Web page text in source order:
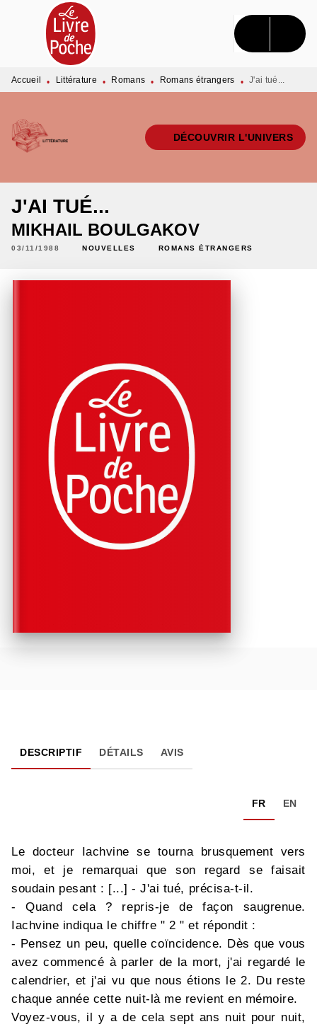
MENU RECHERCHE CONTENU
PIED DE PAGE
Accueil • Littérature • Romans • Romans étrangers • J'ai tué...
DÉCOUVRIR L'UNIVERS
J'AI TUÉ...
MIKHAIL BOULGAKOV
03/11/1988 NOUVELLES ROMANS ÉTRANGERS
DESCRIPTIF DÉTAILS AVIS
FR EN
Le docteur Iachvine se tourna brusquement vers
moi, et je remarquai que son regard se faisait
soudain pesant : [...] - J'ai tué, précisa-t-il.
- Quand cela ? repris-je de façon saugrenue.
Iachvine indiqua le chiffre " 2 " et répondit :
- Pensez un peu, quelle coïncidence. Dès que vous
avez commencé à parler de la mort, j'ai regardé le
calendrier, et j'ai vu que nous étions le 2. Du reste
chaque année cette nuit-là me revient en mémoire.
Voyez-vous, il y a de cela sept ans nuit pour nuit,